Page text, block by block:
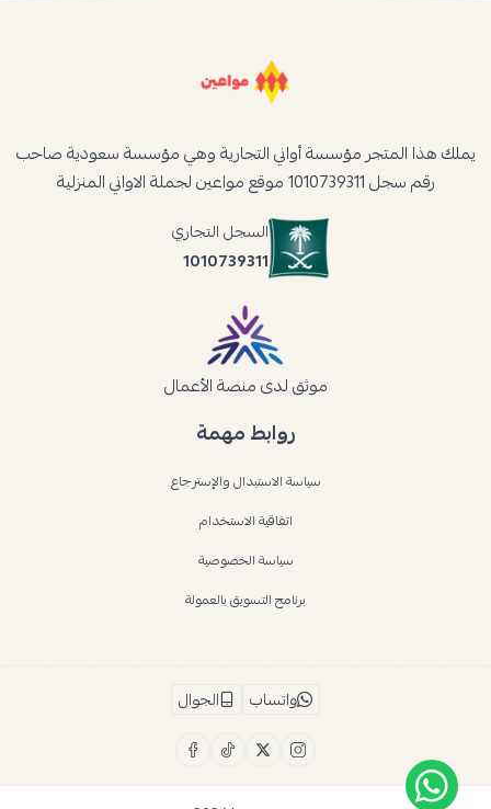
روابط مهمة
سياسة الاستبدال والإسترجاع
اتفاقية الاستخدام
سياسة الخصوصية
برنامج التسويق بالعمولة
يملك هذا المتجر مؤسسة أواني التجارية وهي مؤسسة سعودية صاحب
رقم سجل 1010739311 موقع مواعين لجملة الاواني المنزلية
السجل التجاري
1010739311
موثق لدى منصة الأعمال
واتساب الجوال